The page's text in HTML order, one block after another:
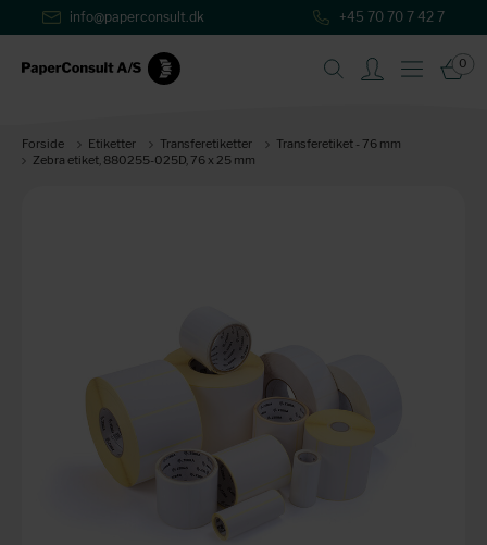
+45 70 70 7 42 7
info@paperconsult.dk
0
Forside Etiketter Transferetiketter
Transferetiket - 76 mm
Zebra etiket, 880255-025D, 76 x 25 mm